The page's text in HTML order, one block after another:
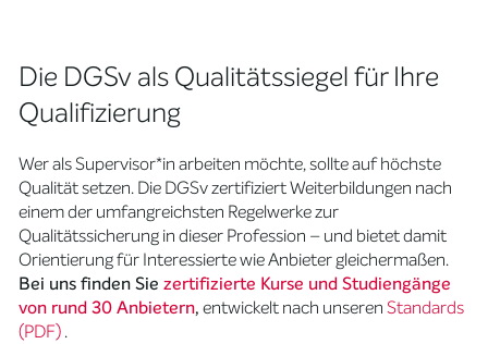
Die DGSv als Qualitätssiegel für Ihre
Qualifizierung
Wer als Supervisor*in arbeiten möchte, sollte auf höchste
Qualität setzen. Die DGSv zertifiziert Weiterbildungen nach
einem der umfangreichsten Regelwerke zur
Qualitätssicherung in dieser Profession – und bietet damit
Orientierung für Interessierte wie Anbieter gleichermaßen.
Bei uns finden Siezertifizierte Kurse und Studiengänge
von rund 30 Anbietern,entwickelt nach unserenStandards
(PDF).